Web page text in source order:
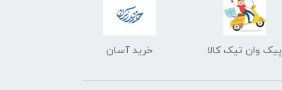
پیک وان تیک کالا خرید آسان